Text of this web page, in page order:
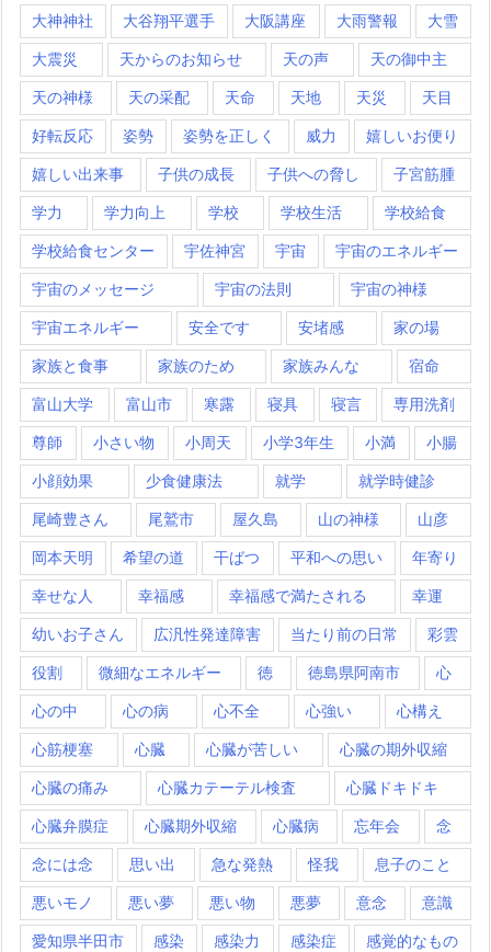
大神神社 大谷翔平選手 大阪講座 大雨警報 大雪
大震災 天からのお知らせ 天の声 天の御中主
天の神様 天の采配 天命 天地 天災 天目
好転反応 姿勢 姿勢を正しく 威力 嬉しいお便り
嬉しい出来事 子供の成長 子供への脅し 子宮筋腫
学力 学力向上 学校 学校生活 学校給食
学校給食センター 宇佐神宮 宇宙 宇宙のエネルギー
宇宙のメッセージ 宇宙の法則 宇宙の神様
宇宙エネルギー 安全です 安堵感 家の場
家族と食事 家族のため 家族みんな 宿命
富山大学 富山市 寒露 寝具 寝言 専用洗剤
尊師 小さい物 小周天 小学3年生 小満 小腸
小顔効果 少食健康法 就学 就学時健診
尾崎豊さん 尾鷲市 屋久島 山の神様 山彦
岡本天明 希望の道 干ばつ 平和への思い 年寄り
幸せな人 幸福感 幸福感で満たされる 幸運
幼いお子さん 広汎性発達障害 当たり前の日常 彩雲
役割 微細なエネルギー 徳 徳島県阿南市 心
心の中 心の病 心不全 心強い 心構え
心筋梗塞 心臓 心臓が苦しい 心臓の期外収縮
心臓の痛み 心臓カテーテル検査 心臓ドキドキ
心臓弁膜症 心臓期外収縮 心臓病 忘年会 念
念には念 思い出 急な発熱 怪我 息子のこと
悪いモノ 悪い夢 悪い物 悪夢 意念 意識
愛知県半田市 感染 感染力 感染症 感覚的なもの